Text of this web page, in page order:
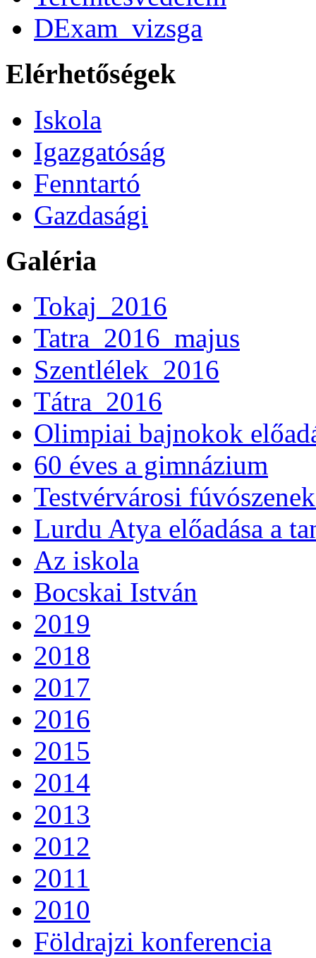
DExam_vizsga
Elérhetőségek
Iskola
Igazgatóság
Fenntartó
Gazdasági
Galéria
Tokaj_2016
Tatra_2016_majus
Szentlélek_2016
Tátra_2016
Olimpiai bajnokok
60 éves a gimnázium
Testvérvárosi
Lurdu Atya előadása a
Az iskola
Bocskai István
2019
2018
2017
2016
2015
2014
2013
2012
2011
2010
Földrajzi konferencia